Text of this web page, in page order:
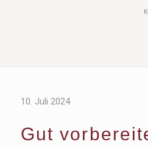
10. Juli 2024
Gut